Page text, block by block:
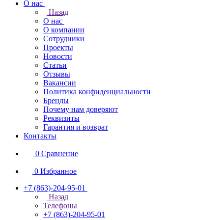
О нас
Назад
О нас
О компании
Сотрудники
Проекты
Новости
Статьи
Отзывы
Вакансии
Политика конфиденциальности
Бренды
Почему нам доверяют
Реквизиты
Гарантия и возврат
Контакты
0 Сравнение
0 Избранное
+7 (863)-204-95-01
Назад
Телефоны
+7 (863)-204-95-01